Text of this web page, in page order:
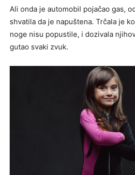
Ali onda je automobil pojačao gas,
shvatila da je napuštena. Trčala je
noge nisu popustile, i dozivala
gutao svaki zvuk.